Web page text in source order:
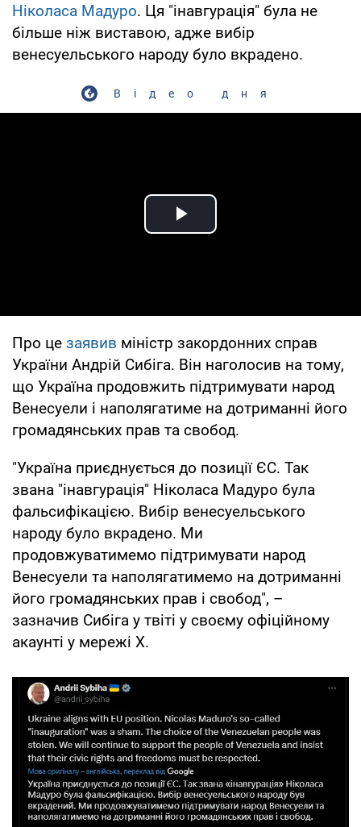
Ніколаса Мадуро. Ця "інавгурація" була не
більше ніж виставою, адже вибір
венесуельського народу було вкрадено.
Відео дня
Play Video
Про це заявив міністр закордонних справ
України Андрій Сибіга. Він наголосив на тому,
що Україна продовжить підтримувати народ
Венесуели і наполягатиме на дотриманні його
громадянських прав та свобод.
"Україна приєднується до позиції ЄС. Так
звана "інавгурація" Ніколаса Мадуро була
фальсифікацією. Вибір венесуельського
народу було вкрадено. Ми
продовжуватимемо підтримувати народ
Венесуели та наполягатимемо на дотриманні
його громадянських прав і свобод", –
зазначив Сибіга у твіті у своєму офіційному
акаунті у мережі Х.